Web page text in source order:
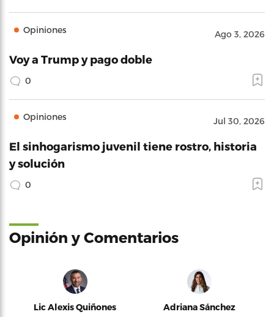
Opiniones Ago 3, 2026
Voy a Trump y pago doble
0
Opiniones Jul 30, 2026
El sinhogarismo juvenil tiene rostro, historia
y solución
0
Opinión y Comentarios
Lic Alexis Quiñones Adriana Sánchez